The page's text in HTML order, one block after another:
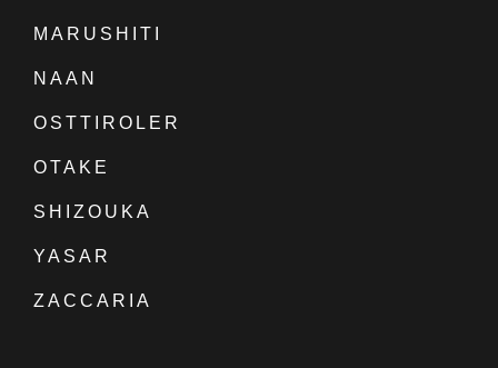
MARUSHITI
NAAN
OSTTIROLER
OTAKE
SHIZOUKA
YASAR
ZACCARIA